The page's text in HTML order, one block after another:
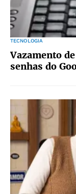
TECNOLOGIA
Vazamento
senhas do